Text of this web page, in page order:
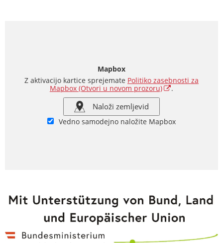
Mapbox
Z aktivacijo kartice sprejemate Politiko zasebnosti za
Mapbox(Otvori u novom prozoru) .
Naloži zemljevid
Vedno samodejno naložite Mapbox